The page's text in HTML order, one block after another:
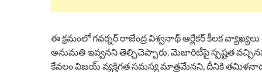
ఈ క్రమంలో గవర్నర్ రాజేంద్ర విశ్వనాథ్ ఆర్లేకర్ కీలక
అనుమతి ఇవ్వనని తెల్చిచెప్పారు. మెజారిటీపై స్పష్టత
కేవలం విజయ్ వ్యక్తిగత సమస్య మాత్రమేనని, దీనికి